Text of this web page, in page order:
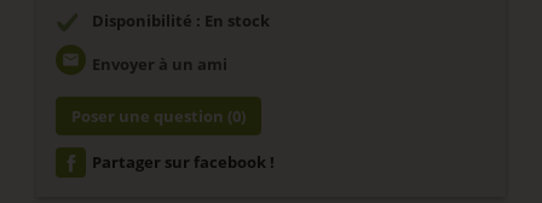
Disponibilité : En stock
email Envoyer à un ami
Poser une question (0)
Partager sur facebook !